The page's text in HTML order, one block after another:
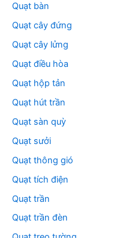
Quạt bàn
Quạt cây đứng
Quạt cây lửng
Quạt điều hòa
Quạt hộp tản
Quạt hút trần
Quạt sàn quỳ
Quạt sưởi
Quạt thông gió
Quạt tích điện
Quạt trần
Quạt trần đèn